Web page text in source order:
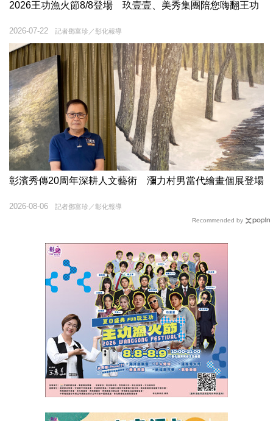
2026王功漁火節8/8登場 玖壹壹、美秀集團陪您嗨翻王功
記者鄧富珍／彰化報導
2026-07-22
彰濱秀傳20周年深耕人文藝術 瀰力村男當代繪畫個展登場
記者鄧富珍／彰化報導
2026-08-06
Recommended by